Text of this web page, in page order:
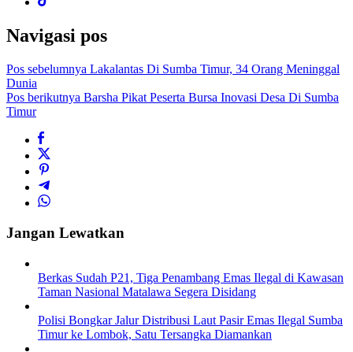
Navigasi pos
Pos sebelumnya Lakalantas Di Sumba Timur, 34 Orang Meninggal
Dunia
Pos berikutnya Barsha Pikat Peserta Bursa Inovasi Desa Di Sumba
Timur
Jangan Lewatkan
Berkas Sudah P21, Tiga Penambang Emas Ilegal di Kawasan
Taman Nasional Matalawa Segera Disidang
Polisi Bongkar Jalur Distribusi Laut Pasir Emas Ilegal Sumba
Timur ke Lombok, Satu Tersangka Diamankan